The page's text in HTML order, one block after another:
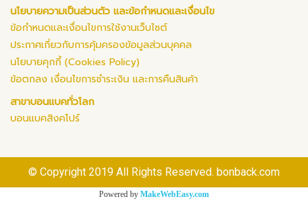
นโยบายความเป็นส่วนตัว และข้อกำหนดและเงื่อนไข
ข้อกำหนดและเงื่อนไขการใช้งานเว็บไซต์
ประกาศเกี่ยวกับการคุ้มครองข้อมูลส่วนบุคคล
นโยบายคุกกี้ (Cookies Policy)
ข้อตกลง เงื่อนไขการชำระเงิน และการคืนสินค้า
สาขาบอนแบคทั่วโลก
บอนแบคสิงคโปร์
© Copyright 2019 All Rights Reserved. bonback.com
Powered by MakeWebEasy.com